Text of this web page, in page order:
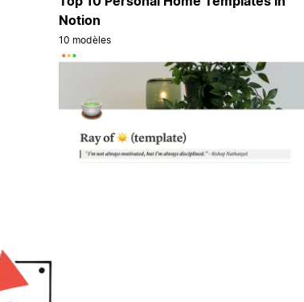
Notion
10 modèles